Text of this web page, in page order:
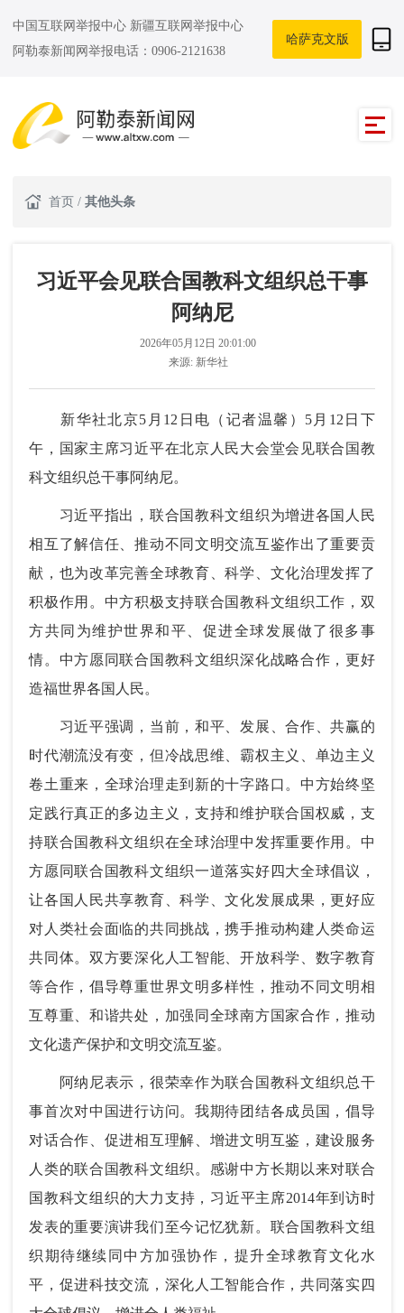
中国互联网举报中心 新疆互联网举报中心
阿勒泰新闻网举报电话：0906-2121638
哈萨克文版
首页 / 其他头条
习近平会见联合国教科文组织总干事
阿纳尼
2026年05月12日 20:01:00
来源: 新华社
新华社北京5月12日电（记者温馨）5月12日下
午，国家主席习近平在北京人民大会堂会见联合国教
科文组织总干事阿纳尼。
习近平指出，联合国教科文组织为增进各国人民
相互了解信任、推动不同文明交流互鉴作出了重要贡
献，也为改革完善全球教育、科学、文化治理发挥了
积极作用。中方积极支持联合国教科文组织工作，双
方共同为维护世界和平、促进全球发展做了很多事
情。中方愿同联合国教科文组织深化战略合作，更好
造福世界各国人民。
习近平强调，当前，和平、发展、合作、共赢的
时代潮流没有变，但冷战思维、霸权主义、单边主义
卷土重来，全球治理走到新的十字路口。中方始终坚
定践行真正的多边主义，支持和维护联合国权威，支
持联合国教科文组织在全球治理中发挥重要作用。中
方愿同联合国教科文组织一道落实好四大全球倡议，
让各国人民共享教育、科学、文化发展成果，更好应
对人类社会面临的共同挑战，携手推动构建人类命运
共同体。双方要深化人工智能、开放科学、数字教育
等合作，倡导尊重世界文明多样性，推动不同文明相
互尊重、和谐共处，加强同全球南方国家合作，推动
文化遗产保护和文明交流互鉴。
阿纳尼表示，很荣幸作为联合国教科文组织总干
事首次对中国进行访问。我期待团结各成员国，倡导
对话合作、促进相互理解、增进文明互鉴，建设服务
人类的联合国教科文组织。感谢中方长期以来对联合
国教科文组织的大力支持，习近平主席2014年到访时
发表的重要演讲我们至今记忆犹新。联合国教科文组
织期待继续同中方加强协作，提升全球教育文化水
平，促进科技交流，深化人工智能合作，共同落实四